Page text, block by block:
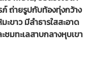
ถ่ายรูปกับท้องทุ่งกว้าง
ขาว มีลําธารใสสะอาด
มทะเลสาบกลางหุบเขา